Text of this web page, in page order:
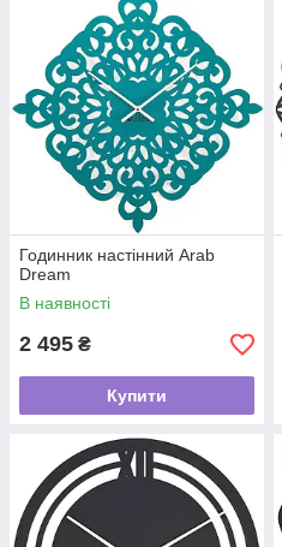
Годинник настінний Arab
Dream
В наявності
2 495 ₴
Купити